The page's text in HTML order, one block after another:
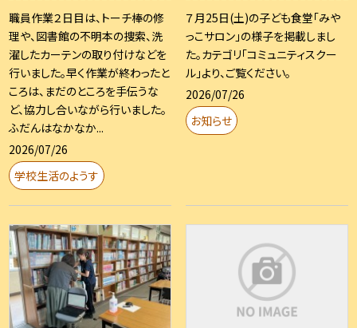
職員作業２日目は、トーチ棒の修
理や、図書館の不明本の捜索、洗
濯したカーテンの取り付けなどを
行いました。早く作業が終わったと
ころは、まだのところを手伝うな
ど、協力し合いながら行いました。
ふだんはなかなか...
2026/07/26
学校生活のようす
７月25日(土)の子ども食堂「みや
っこサロン」の様子を掲載しまし
た。カテゴリ「コミュニティスクー
ル」より、ご覧ください。
2026/07/26
お知らせ